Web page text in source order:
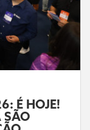
É HOJE!
SÃO